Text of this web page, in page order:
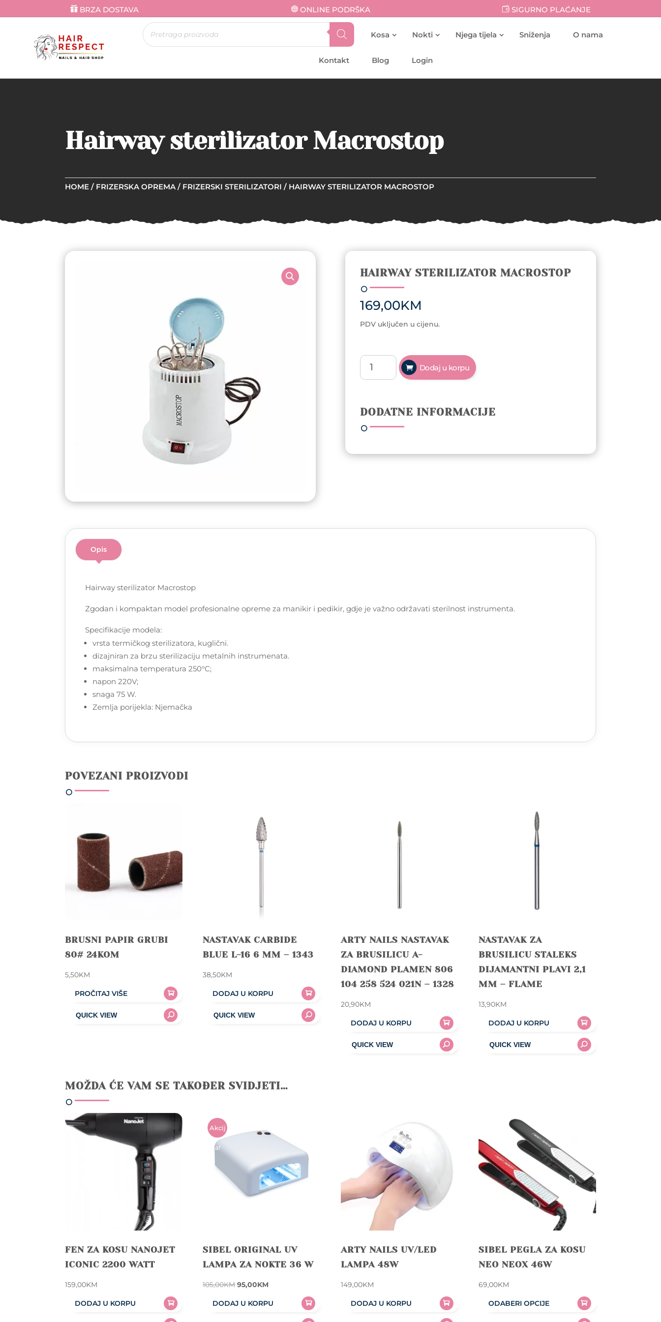
BRZA DOSTAVA ONLINE PODRŠKA SIGURNO PLAĆANJE
Products
search Kosa Nokti Njega tijela Sniženja O nama
Kontakt Blog Login
Hairway sterilizator Macrostop
HOME / FRIZERSKA OPREMA / FRIZERSKI STERILIZATORI / HAIRWAY STERILIZATOR MACROSTOP
HAIRWAY STERILIZATOR MACROSTOP
169,00KM
PDV uključen u cijenu.
Hairway
sterilizator
Macrostop
Dodaj u korpu
DODATNE INFORMACIJE
Opis
Hairway sterilizator Macrostop
Zgodan i kompaktan model profesionalne opreme za manikir i pedikir, gdje je važno održavati sterilnost instrumenta.
Specifikacije modela:
vrsta termičkog sterilizatora, kuglični.
dizajniran za brzu sterilizaciju metalnih instrumenata.
maksimalna temperatura 250°C;
napon 220V;
snaga 75 W.
Zemlja porijekla: Njemačka
POVEZANI PROIZVODI
BRUSNI PAPIR GRUBI
80# 24KOM
5,50KM
PROČITAJ VIŠE
NASTAVAK CARBIDE
BLUE L-16 6 MM – 1343
38,50KM
DODAJ U KORPU
ARTY NAILS NASTAVAK
ZA BRUSILICU A-
DIAMOND PLAMEN 806
104 258 524 021N – 1328
20,90KM
DODAJ U KORPU
NASTAVAK ZA
BRUSILICU STALEKS
DIJAMANTNI PLAVI 2,1
MM – FLAME
13,90KM
DODAJ U KORPU
MOŽDA ĆE VAM SE TAKOĐER SVIDJETI…
FEN ZA KOSU NANOJET
ICONIC 2200 WATT
159,00KM
DODAJ U KORPU
Akcij
A!
SIBEL ORIGINAL UV
LAMPA ZA NOKTE 36 W
105,00KM Original
95,00KMCurrent
DODAJ U KORPU
ARTY NAILS UV/LED
LAMPA 48W
149,00KM
DODAJ U KORPU
SIBEL PEGLA ZA KOSU
NEO NEOX 46W
69,00KM
ODABERI OPCIJE